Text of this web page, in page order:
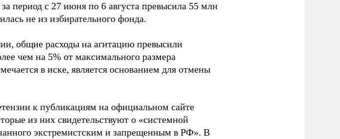
период с 27 июня по 6 августа превысила 55 млн
не из избирательного фонда.
общие расходы на агитацию превысили
чем на 5% от максимального размера
в иске, является основанием для отмены
к публикациям на официальном сайте
из них свидетельствуют о «системной
экстремистским и запрещенным в РФ». В